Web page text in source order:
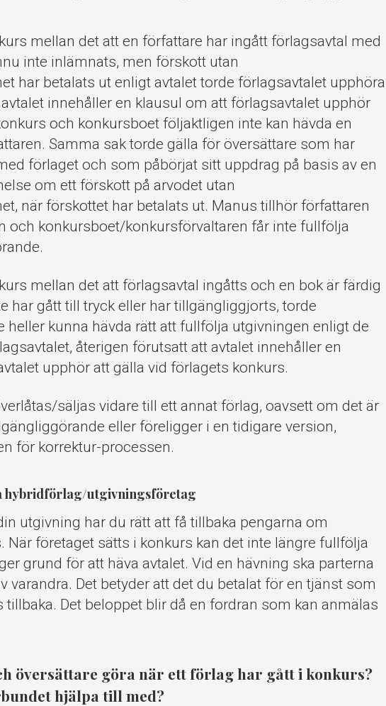
mellan det att en författare har ingått förlagsavtal med
inte inlämnats, men förskott utan
har betalats ut enligt avtalet torde förlagsavtalet upphöra
innehåller en klausul om att förlagsavtalet upphör
och konkursboet följaktligen inte kan hävda en
Samma sak torde gälla för översättare som har
förlaget och som påbörjat sitt uppdrag på basis av en
om ett förskott på arvodet utan
när förskottet har betalats ut. Manus tillhör författaren
och konkursboet/konkursförvaltaren får inte fullfölja
mellan det att förlagsavtal ingåtts och en bok är färdig
har gått till tryck eller har tillgängliggjorts, torde
heller kunna hävda rätt att fullfölja utgivningen enligt de
återigen förutsatt att avtalet innehåller en
upphör att gälla vid förlagets konkurs.
säljas vidare till ett annat förlag, oavsett om det är
eller föreligger i en tidigare version,
för korrektur-processen.
hybridförlag/utgivningsföretag
utgivning har du rätt att få tillbaka pengarna om
När företaget sätts i konkurs kan det inte längre fullfölja
grund för att häva avtalet. Vid en hävning ska parterna
varandra. Det betyder att det du betalat för en tjänst som
Det beloppet blir då en fordran som kan anmälas
översättare göra när ett förlag har gått i konkurs?
hjälpa till med?